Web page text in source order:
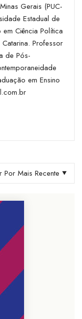
Gerais (PUC-
Estadual de
Ciência Política
Professor
de Pós-
em Ensino
Por Mais Recente